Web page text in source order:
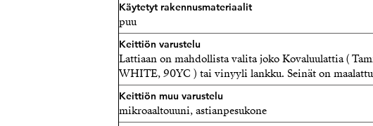
Käytetyt rakennusmateriaalit
puu
Keittiön varustelu
Lattiaan on mahdollista valita joko Kovaluulattia (
WHITE, 90YC ) tai vinyyli lankku. Seinät on
Keittiön muu varustelu
mikroaaltouuni, astianpesukone